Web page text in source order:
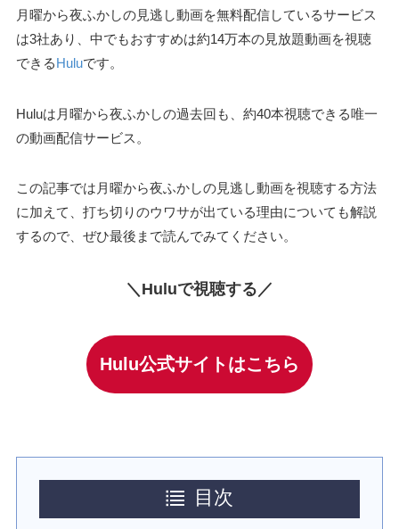
月曜から夜ふかしの見逃し動画を無料配信しているサービス
は3社あり、中でもおすすめは約14万本の見放題動画を視聴
できるHuluです。
Huluは月曜から夜ふかしの過去回も、約40本視聴できる唯一
の動画配信サービス。
この記事では月曜から夜ふかしの見逃し動画を視聴する方法
に加えて、打ち切りのウワサが出ている理由についても解説
するので、ぜひ最後まで読んでみてください。
＼Huluで視聴する／
Hulu公式サイトはこちら
目次